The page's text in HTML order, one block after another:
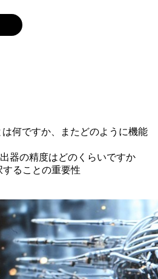
は何ですか、またどのように機能
器の精度はどのくらいですか
ることの重要性